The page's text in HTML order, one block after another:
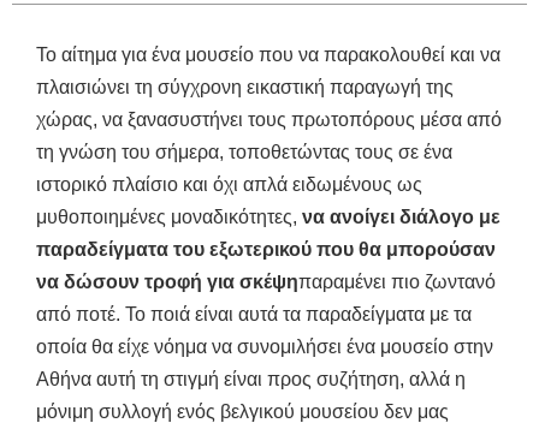
Το αίτημα για ένα μουσείο που να παρακολουθεί και να
πλαισιώνει τη σύγχρονη εικαστική παραγωγή της
χώρας, να ξανασυστήνει τους πρωτοπόρους μέσα από
τη γνώση του σήμερα, τοποθετώντας τους σε ένα
ιστορικό πλαίσιο και όχι απλά ειδωμένους ως
μυθοποιημένες μοναδικότητες, να ανοίγει διάλογο με
παραδείγματα του εξωτερικού που θα μπορούσαν
να δώσουν τροφή για σκέψηπαραμένει πιο ζωντανό
από ποτέ. Το ποιά είναι αυτά τα παραδείγματα με τα
οποία θα είχε νόημα να συνομιλήσει ένα μουσείο στην
Αθήνα αυτή τη στιγμή είναι προς συζήτηση, αλλά η
μόνιμη συλλογή ενός βελγικού μουσείου δεν μας